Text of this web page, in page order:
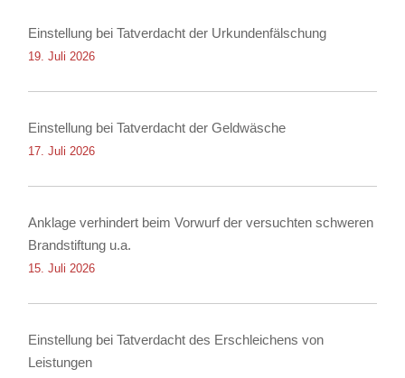
Einstellung bei Tatverdacht der Urkundenfälschung
19. Juli 2026
Einstellung bei Tatverdacht der Geldwäsche
17. Juli 2026
Anklage verhindert beim Vorwurf der versuchten schweren
Brandstiftung u.a.
15. Juli 2026
Einstellung bei Tatverdacht des Erschleichens von
Leistungen